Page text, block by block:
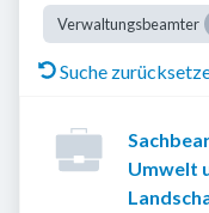
Verwaltungsbeamter
Suche
Umwelt